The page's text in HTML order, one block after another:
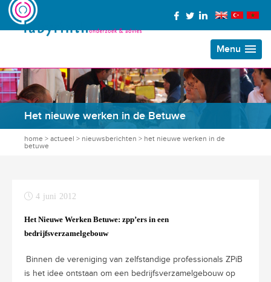
Menu
Het nieuwe werken in de Betuwe
home > actueel > nieuwsberichten > het nieuwe werken in de
betuwe
4 juni 2012
Het Nieuwe Werken Betuwe: zpp’ers in een
bedrijfsverzamelgebouw
Binnen de vereniging van zelfstandige professionals ZPiB
is het idee ontstaan om een bedrijfsverzamelgebouw op